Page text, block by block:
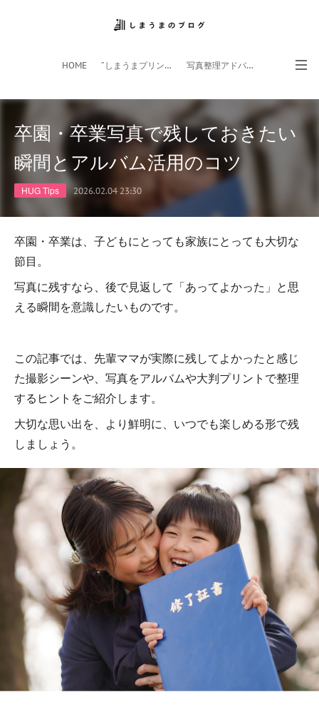
HOME ”しまうまプリント”サイト 写真整理アドバイザー
スマホアプリ
卒園・卒業写真で残しておきたい
瞬間とアルバム活用のコツ
HUG Tips 2026.02.04 23:30
卒園・卒業は、子どもにとっても家族にとっても大切な
節目。
写真に残すなら、後で見返して「あってよかった」と思
える瞬間を意識したいものです。
この記事では、先輩ママが実際に残してよかったと感じ
た撮影シーンや、写真をアルバムや大判プリントで整理
するヒントをご紹介します。
大切な思い出を、より鮮明に、いつでも楽しめる形で残
しましょう。